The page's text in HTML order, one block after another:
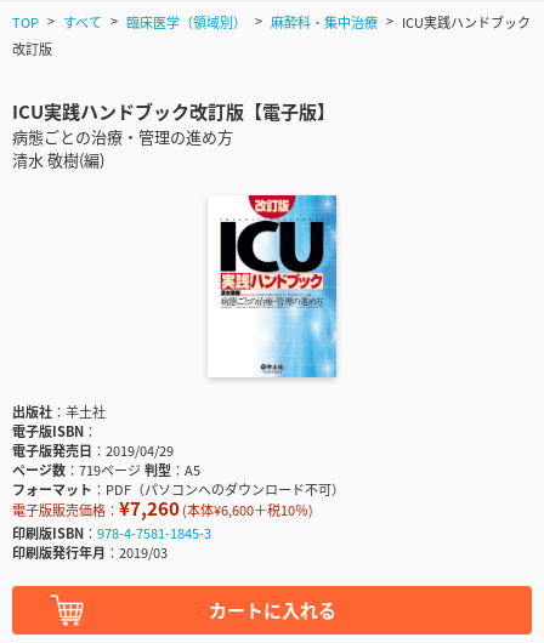
TOP すべて 臨床医学（領域別） 麻酔科・集中治療
ICU実践ハンドブック
改訂版
ICU実践ハンドブック改訂版【電子版】
病態ごとの治療・管理の進め方
清水 敬樹(編)
出版社
羊土社
電子版ISBN
電子版発売日
2019/04/29
ページ数
719ページ判型
A5
フォーマット
PDF（パソコンへのダウンロード不可）
電子版販売価格： ¥7,260(本体¥6,600＋税10％)
印刷版ISBN
978-4-7581-1845-3
印刷版発行年月
2019/03
カートに入れる